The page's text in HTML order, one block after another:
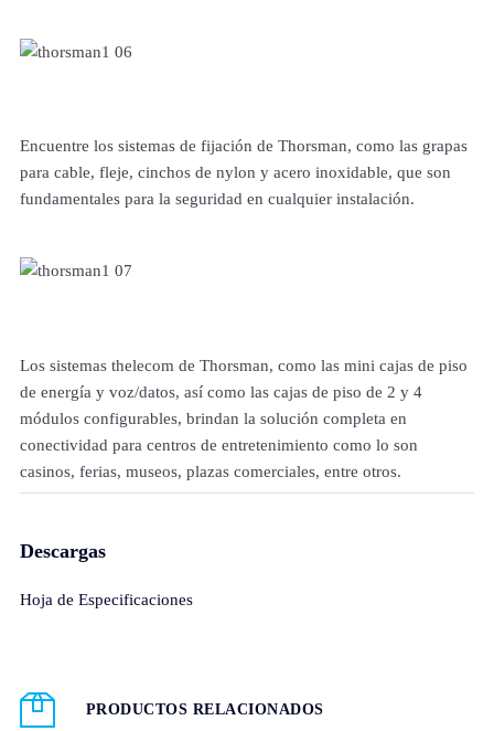
Encuentre los sistemas de fijación de Thorsman, como las grapas
para cable, fleje, cinchos de nylon y acero inoxidable, que son
fundamentales para la seguridad en cualquier instalación.
Los sistemas thelecom de Thorsman, como las mini cajas de piso
de energía y voz/datos, así como las cajas de piso de 2 y 4
módulos configurables, brindan la solución completa en
conectividad para centros de entretenimiento como lo son
casinos, ferias, museos, plazas comerciales, entre otros.
Descargas
Hoja de Especificaciones
PRODUCTOS RELACIONADOS